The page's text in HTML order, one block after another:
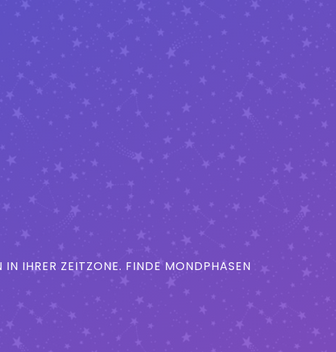
IHRER ZEITZONE. FINDE MONDPHASEN